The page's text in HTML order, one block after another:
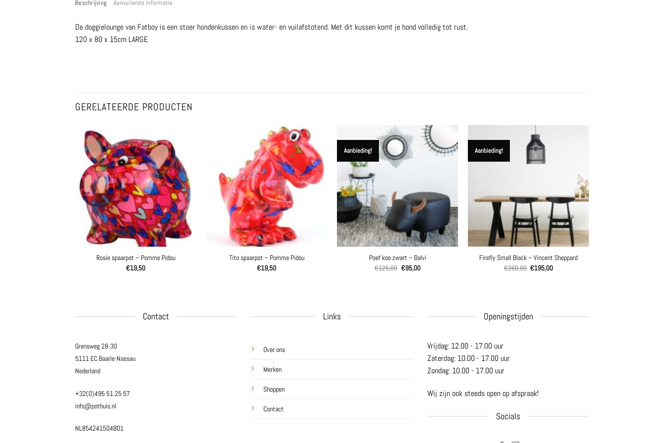
Beschrijving Aanvullende informatie
De doggielounge van Fatboy is een stoer hondenkussen en is water- en vuilafstotend. Met dit kussen komt je hond volledig tot rust.
120 x 80 x 15cm LARGE
GERELATEERDE PRODUCTEN
Rosie spaarpot – Pomme Pidou
€19,50
Tito spaarpot – Pomme Pidou
€19,50
Aanbieding!
Poef koe zwart – Balvi
€125,00 Oorspronkelijke
€95,00Huidige
Aanbieding!
Firefly Small Black – Vincent Sheppard
€260,00 Oorspronkelijke
€195,00Huidige
Contact
Grensweg 28-30
5111 EC Baarle-Nassau
Nederland
+32(0)495 51 25 57
info@pothuis.nl
NL854241504B01
Links
Over ons
Merken
Shoppen
Contact
Openingstijden
Vrijdag: 12.00 - 17.00 uur
Zaterdag: 10.00 - 17.00 uur
Zondag: 10.00 - 17.00 uur
Wij zijn ook steeds open op afspraak!
Socials